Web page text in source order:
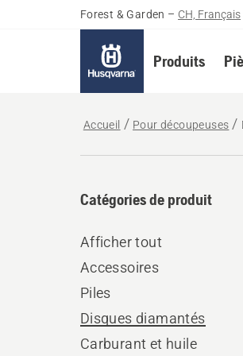
Forest & Garden – CH, Français
Produits
Accueil Pour découpeuses
Catégories de produit
Afficher tout
Accessoires
Piles
Disques diamantés
Carburant et huile